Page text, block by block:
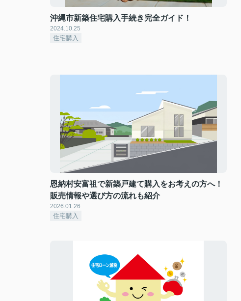
沖縄市新築住宅購入手続き完全ガイド！
2024.10.25
住宅購入
恩納村安富祖で新築戸建て購入をお考えの方へ！
販売情報や選び方の流れも紹介
2026.01.26
住宅購入